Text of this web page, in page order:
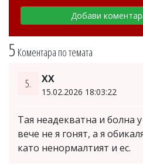
5 Коментара по темата
5. XX
15.02.2026 18:03:22
Тая неадекватна и болна
вече не я гонят, а я
като ненормалтият и ес.